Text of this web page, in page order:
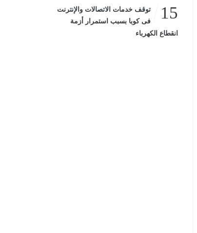
15
توقف خدمات الاتصالات والإنترنت
فى كوبا بسبب استمرار أزمة
انقطاع الكهرباء